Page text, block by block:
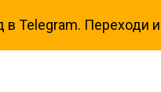
Telegram. Переходи